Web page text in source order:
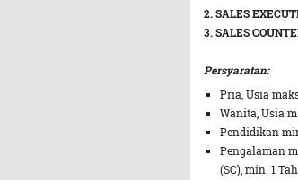
2. SALES
3. SALES
Persyaratan:
Pria, Usia
Wanita, Usia
Pendidikan
Pengalaman
(SC), min. 1